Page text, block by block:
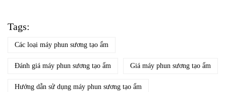
Tags:
Các loại máy phun sương tạo ẩm
Đánh giá máy phun sương tạo ẩm Giá máy phun sương tạo ẩm
Hướng dẫn sử dụng máy phun sương tạo ẩm